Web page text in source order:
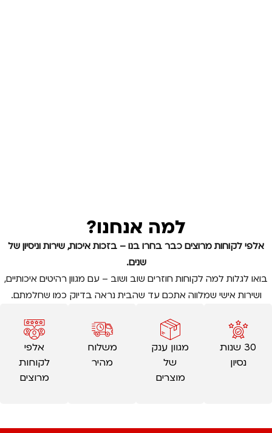
למה אנחנו?
אלפי לקוחות מרוצים כבר בחרו בנו – בזכות איכות, שירות וניסיון של
שנים.
בואו לגלות למה לקוחות חוזרים שוב ושוב – עם מגוון רהיטים איכותיים,
ושירות אישי שמלווה אתכם עד שהבית נראה בדיוק כמו שחלמתם.
30 שנות
נסיון
מגוון ענק
של
מוצרים
משלוח
מהיר
אלפי
לקוחות
מרוצים